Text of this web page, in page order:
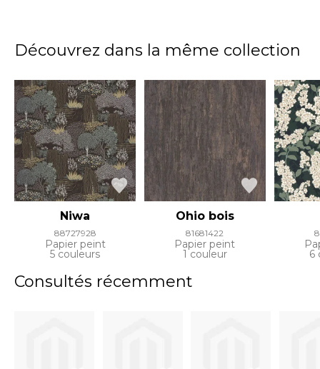
Découvrez dans la même collection
Niwa
88727928
Papier peint
5 couleurs
Ohio bois
81681422
Papier peint
1 couleur 6
Consultés récemment